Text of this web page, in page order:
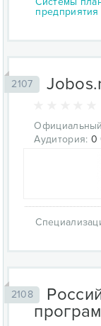
предприятия
2107
Аудитория: 0
2108